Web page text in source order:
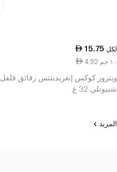
15.75 لكل
4.92 ١٠ جم
ويتروز كوكس إنغريدينتس رقائق فلفل
شيبوتلي 32 غ
المزيد